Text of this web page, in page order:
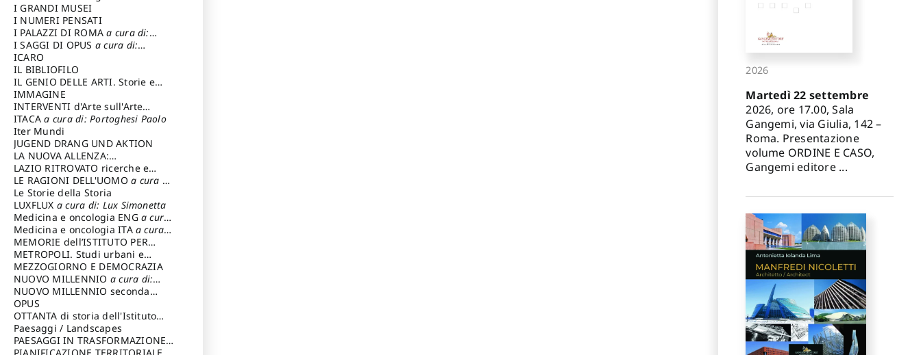
dell'Artea cura di: Gallo Marco
I GRANDI MUSEI
I NUMERI PENSATI
I PALAZZI DI ROMAa cura di:
Ippoliti Alessandro
I SAGGI DI OPUS a cura di:
Scalesse Tommaso
ICARO
IL BIBLIOFILO
IL GENIO DELLE ARTI. Storie e
interpretazione
IMMAGINE
INTERVENTI d'Arte sull'Arte
dedicata alla cultura della
conservazione d’arte
Fondazione Paola Droghetti onlus
ITACAa cura di: Portoghesi Paolo
Iter Mundi
JUGEND DRANG UND AKTION
LA NUOVA ALLENZA:
ARCHITETTURA & AMBIENTE
LAZIO RITROVATO ricerche e
restauri
LE RAGIONI DELL'UOMOa cura di:
Lombardi Satriani Luigi
Le Storie della Storia
LUXFLUX a cura di: Lux Simonetta
Medicina e oncologia ENG a cura
di: Lopez Massimo
Medicina e oncologia ITA a cura
di: Lopez Massimo
MEMORIE dell’ISTITUTO PER
STORIA DEL RISORGIMENTO
METROPOLI. Studi urbani e
regionali
MEZZOGIORNO E DEMOCRAZIA
NUOVO MILLENNIO a cura di:
Capaldo Pellegrino
NUOVO MILLENNIO seconda
serie
Francesco
OPUS
OTTANTA di storia dell'Istituto
storia dell’Istitutoa cura di:
Cavalieri Patrizia
Paesaggi / Landscapes
PAESAGGI IN TRASFORMAZIONEa
2026
Martedì 22 settembre
2026, ore 17.00, Sala
Gangemi, via Giulia, 142 –
Roma. Presentazione
volume ORDINE E CASO,
Gangemi editore ...